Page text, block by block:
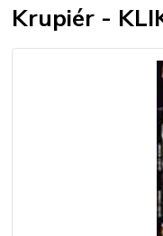
Krupiér -